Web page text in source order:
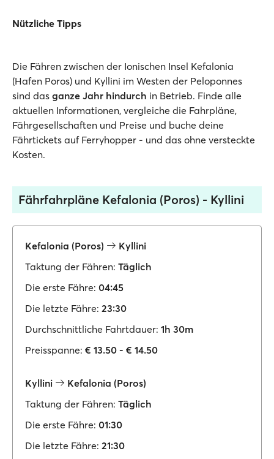
Nützliche Tipps
Die Fähren zwischen der Ionischen Insel Kefalonia
(Hafen Poros) und Kyllini im Westen der Peloponnes
sind das ganze Jahr hindurch in Betrieb. Finde alle
aktuellen Informationen, vergleiche die Fahrpläne,
Fährgesellschaften und Preise und buche deine
Fährtickets auf Ferryhopper - und das ohne versteckte
Kosten.
Fährfahrpläne Kefalonia (Poros) - Kyllini
Kefalonia (Poros)
Kyllini
Taktung der Fähren: Täglich
Die erste Fähre: 04:45
Die letzte Fähre: 23:30
Durchschnittliche Fahrtdauer: 1h 30m
Preisspanne: € 13.50 - € 14.50
Kyllini
Kefalonia (Poros)
Taktung der Fähren: Täglich
Die erste Fähre: 01:30
Die letzte Fähre: 21:30